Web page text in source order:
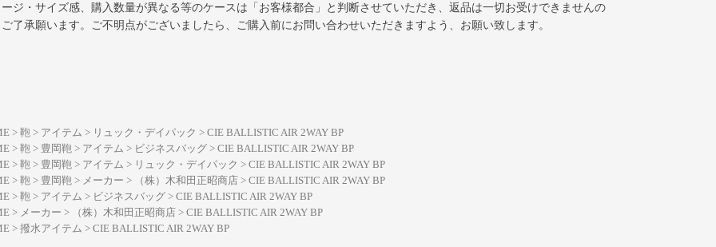
ジ・サイズ感、購入数量が異なる等のケースは「お客様都合」と判断させていただき、返品は一切お受けできませんの
了承願います。ご不明点がございましたら、ご購入前にお問い合わせいただきますよう、お願い致します。
鞄 アイテム リュック・デイパック
CIE BALLISTIC AIR 2WAY BP
鞄 豊岡鞄 アイテム ビジネスバッグ
CIE BALLISTIC AIR 2WAY BP
鞄 豊岡鞄 アイテム リュック・デイパック
CIE BALLISTIC AIR 2WAY BP
鞄 豊岡鞄 メーカー （株）木和田正昭商店
CIE BALLISTIC AIR 2WAY BP
鞄 アイテム ビジネスバッグ
CIE BALLISTIC AIR 2WAY BP
メーカー （株）木和田正昭商店
CIE BALLISTIC AIR 2WAY BP
撥水アイテム CIE BALLISTIC AIR 2WAY BP